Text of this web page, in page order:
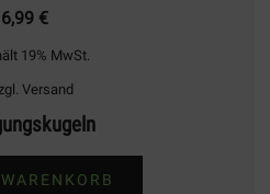
6,99 €
19% MwSt.
Versand